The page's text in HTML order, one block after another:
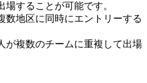
することが可能です。
数地区に同時にエントリーする
が複数のチームに重複して出場